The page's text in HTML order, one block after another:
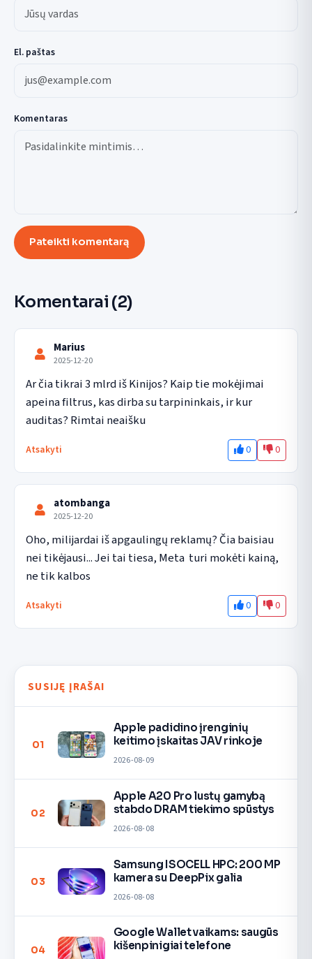
El. paštas
Komentaras
Pateikti komentarą
Komentarai (2)
Marius
2025-12-20
Ar čia tikrai 3 mlrd iš Kinijos? Kaip tie mokėjimai
apeina filtrus, kas dirba su tarpininkais, ir kur
auditas? Rimtai neaišku
Atsakyti 0 0
atombanga
2025-12-20
Oho, milijardai iš apgaulingų reklamų? Čia baisiau
nei tikėjausi... Jei tai tiesa, Meta  turi mokėti kainą,
ne tik kalbos
Atsakyti 0 0
SUSIJĘ ĮRAŠAI
01
Apple padidino įrenginių
keitimo įskaitas JAV rinkoje
2026-08-09
02
Apple A20 Pro lustų gamybą
stabdo DRAM tiekimo spūstys
2026-08-08
03
Samsung ISOCELL HPC: 200 MP
kamera su DeepPix galia
2026-08-08
04
Google Wallet vaikams: saugūs
kišenpinigiai telefone